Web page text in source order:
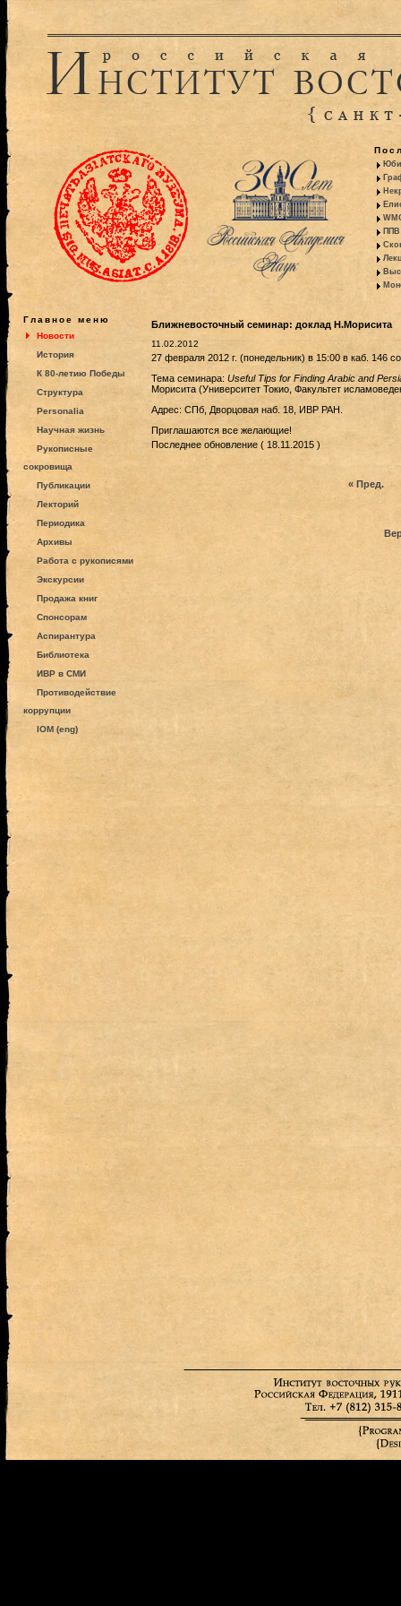
ППВ
Главное меню
Новости
История
К 80-летию Победы
Структура
Personalia
Научная жизнь
Рукописные
сокровища
Публикации
Лекторий
Периодика
Архивы
Работа с рукописями
Экскурсии
Продажа книг
Спонсорам
Аспирантура
Библиотека
ИВР в СМИ
Противодействие
коррупции
IOM (eng)
Ближневосточный семинар: доклад Н.Морисита
11.02.2012
27 февраля 2012 г. (понедельник) в 15:00 в каб. 146
Тема семинара: Useful Tips for Finding Arabic and
Морисита (Университет Токио, Факультет
Адрес: СПб, Дворцовая наб. 18, ИВР РАН.
Приглашаются все желающие!
Последнее обновление ( 18.11.2015 )
« Пред.